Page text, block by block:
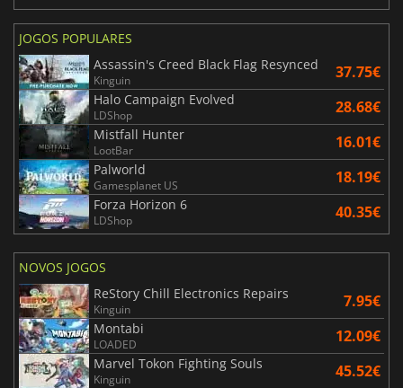
JOGOS POPULARES
Assassin's Creed Black Flag Resynced
Kinguin 37.75€
Halo Campaign Evolved
LDShop 28.68€
Mistfall Hunter
LootBar 16.01€
Palworld
Gamesplanet US 18.19€
Forza Horizon 6
LDShop 40.35€
NOVOS JOGOS
ReStory Chill Electronics Repairs
Kinguin 7.95€
Montabi
LOADED 12.09€
Marvel Tokon Fighting Souls
Kinguin 45.52€